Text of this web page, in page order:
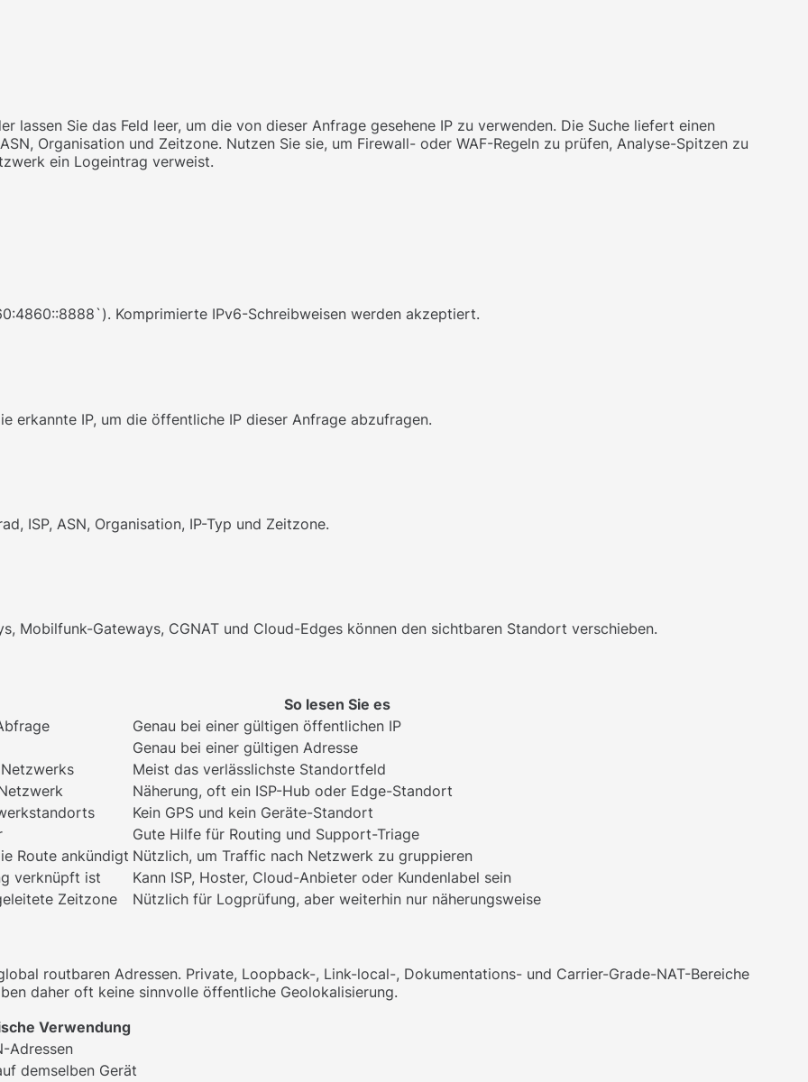
lassen Sie das Feld leer, um die von dieser Anfrage gesehene IP zu verwenden. Die Suche liefert einen
Organisation und Zeitzone. Nutzen Sie sie, um Firewall- oder WAF-Regeln zu prüfen, Analyse-Spitzen zu
ein Logeintrag verweist.
Komprimierte IPv6-Schreibweisen werden akzeptiert.
erkannte IP, um die öffentliche IP dieser Anfrage abzufragen.
ISP, ASN, Organisation, IP-Typ und Zeitzone.
Mobilfunk-Gateways, CGNAT und Cloud-Edges können den sichtbaren Standort verschieben.
So lesen Sie es
Genau bei einer gültigen öffentlichen IP
Genau bei einer gültigen Adresse
Meist das verlässlichste Standortfeld
Näherung, oft ein ISP-Hub oder Edge-Standort
Kein GPS und kein Geräte-Standort
Gute Hilfe für Routing und Support-Triage
Route ankündigt Nützlich, um Traffic nach Netzwerk zu gruppieren
verknüpft ist
Kann ISP, Hoster, Cloud-Anbieter oder Kundenlabel sein
Zeitzone
Nützlich für Logprüfung, aber weiterhin nur näherungsweise
routbaren Adressen. Private, Loopback-, Link-local-, Dokumentations- und Carrier-Grade-NAT-Bereiche
daher oft keine sinnvolle öffentliche Geolokalisierung.
Verwendung
Adressen
demselben Gerät